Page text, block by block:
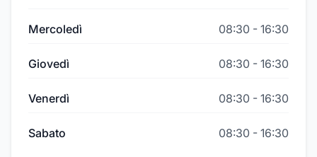
Mercoledì 08:30 - 16:30
Giovedì 08:30 - 16:30
Venerdì 08:30 - 16:30
Sabato 08:30 - 16:30